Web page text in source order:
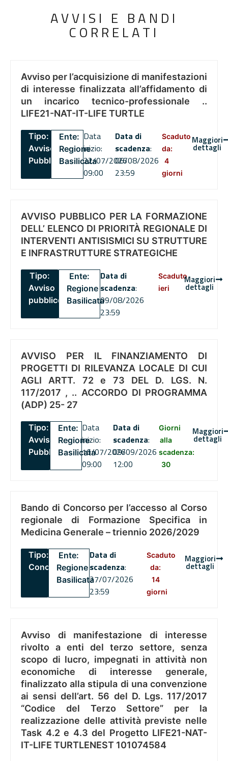
AVVISI E BANDI
CORRELATI
Avviso per l’acquisizione di manifestazioni
di interesse finalizzata all’affidamento di
un incarico tecnico-professionale ..
LIFE21-NAT-IT-LIFE TURTLE
Tipo:
Avviso
Pubblico
Ente:
Regione
Basilicata
Data
inizio:
22/07/2026
09:00
Data di
scadenza:
06/08/2026
23:59
Scaduto
da:
4
giorni
Maggiori
dettagli
AVVISO PUBBLICO PER LA FORMAZIONE
DELL’ ELENCO DI PRIORITÀ REGIONALE DI
INTERVENTI ANTISISMICI SU STRUTTURE
E INFRASTRUTTURE STRATEGICHE
Tipo:
Avviso
pubblico
Ente:
Regione
Basilicata
Data di
scadenza:
09/08/2026
23:59
Scaduto
ieri
Maggiori
dettagli
AVVISO PER IL FINANZIAMENTO DI
PROGETTI DI RILEVANZA LOCALE DI CUI
AGLI ARTT. 72 e 73 DEL D. LGS. N.
117/2017 , .. ACCORDO DI PROGRAMMA
(ADP) 25- 27
Tipo:
Avviso
Pubblico
Ente:
Regione
Basilicata
Data
inizio:
16/07/2026
09:00
Data di
scadenza:
09/09/2026
12:00
Giorni
alla
scadenza:
30
Maggiori
dettagli
Bando di Concorso per l’accesso al Corso
regionale di Formazione Specifica in
Medicina Generale – triennio 2026/2029
Tipo:
Concorsi
Ente:
Regione
Basilicata
Data di
scadenza:
27/07/2026
23:59
Scaduto
da:
14
giorni
Maggiori
dettagli
Avviso di manifestazione di interesse
rivolto a enti del terzo settore, senza
scopo di lucro, impegnati in attività non
economiche di interesse generale,
finalizzato alla stipula di una convenzione
ai sensi dell’art. 56 del D. Lgs. 117/2017
“Codice del Terzo Settore” per la
realizzazione delle attività previste nelle
Task 4.2 e 4.3 del Progetto LIFE21-NAT-
IT-LIFE TURTLENEST 101074584